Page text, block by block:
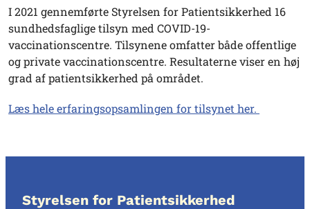
I 2021 gennemførte Styrelsen for Patientsikkerhed 16
sundhedsfaglige tilsyn med COVID-19-
vaccinationscentre. Tilsynene omfatter både offentlige
og private vaccinationscentre. Resultaterne viser en høj
grad af patientsikkerhed på området.
Læs hele erfaringsopsamlingen for tilsynet her.
Styrelsen for Patientsikkerhed